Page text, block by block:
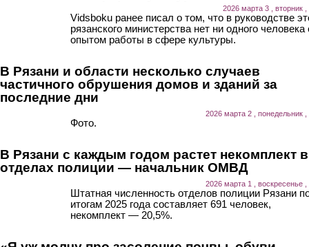
2026 марта 3 , вторник ,
Vidsboku ранее писал о том, что в руководстве
рязанского министерства нет ни одного человека
опытом работы в сфере культуры.
В Рязани и области несколько случаев
частичного обрушения домов и зданий за
последние дни
2026 марта 2 , понедельник ,
Фото.
В Рязани с каждым годом растет некомплект в
отделах полиции — начальник ОМВД
2026 марта 1 , воскресенье ,
Штатная численность отделов полиции Рязани
итогам 2025 года составляет 691 человек,
некомплект — 20,5%.